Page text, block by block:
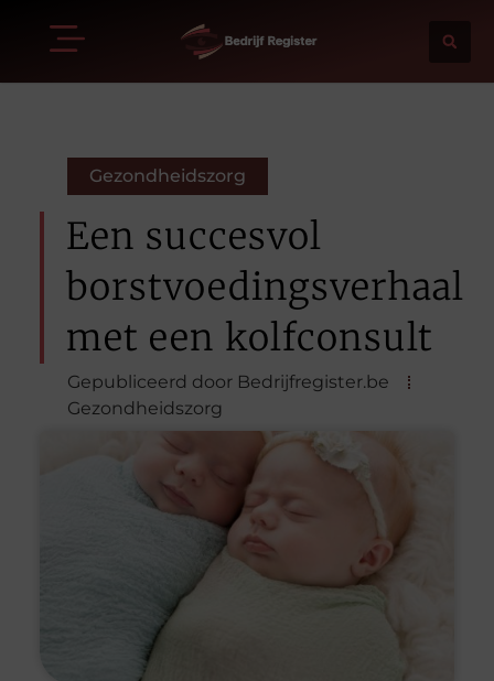
Gezondheidszorg
Een succesvol
borstvoedingsverhaal
met een kolfconsult
Gepubliceerd door Bedrijfregister.be
Gezondheidszorg